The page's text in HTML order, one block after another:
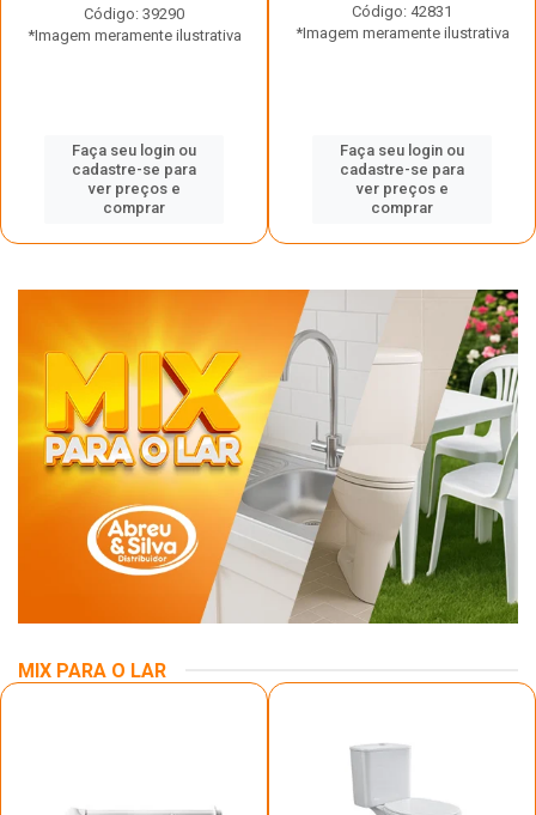
Código: 39290
*Imagem meramente ilustrativa
Faça seu login ou
cadastre-se para
ver preços e
comprar
Código: 42831
*Imagem meramente ilustrativa
Faça seu login ou
cadastre-se para
ver preços e
comprar
MIX PARA O LAR